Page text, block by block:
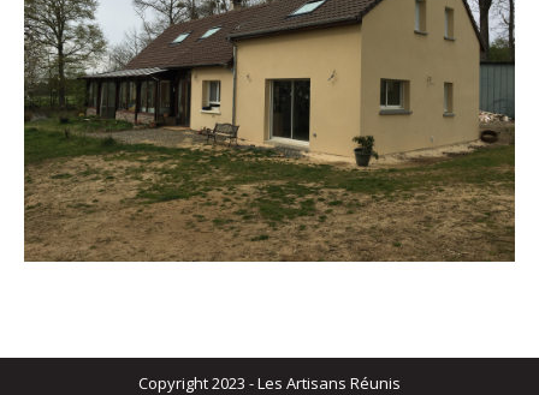
Copyright 2023 - Les Artisans Réunis